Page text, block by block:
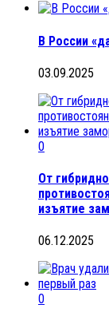
В России
03.09.2025
0
От
изъятие
06.12.2025
0